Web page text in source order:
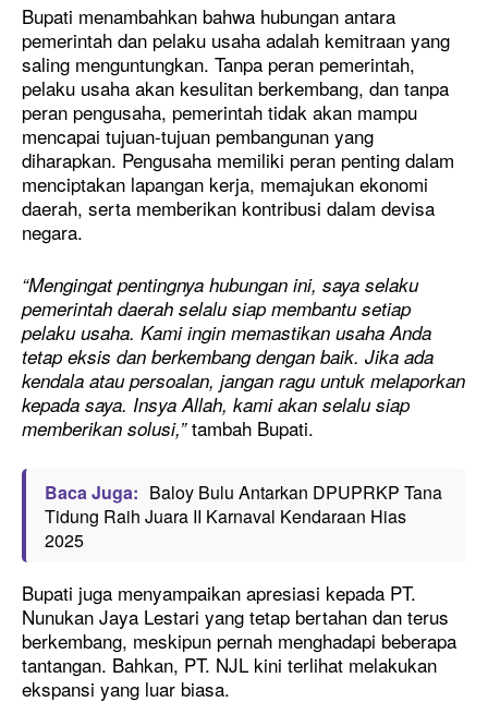
Bupati menambahkan bahwa hubungan antara
pemerintah dan pelaku usaha adalah kemitraan yang
saling menguntungkan. Tanpa peran pemerintah,
pelaku usaha akan kesulitan berkembang, dan tanpa
peran pengusaha, pemerintah tidak akan mampu
mencapai tujuan-tujuan pembangunan yang
diharapkan. Pengusaha memiliki peran penting dalam
menciptakan lapangan kerja, memajukan ekonomi
daerah, serta memberikan kontribusi dalam devisa
negara.
“Mengingat pentingnya hubungan ini, saya selaku
pemerintah daerah selalu siap membantu setiap
pelaku usaha. Kami ingin memastikan usaha Anda
tetap eksis dan berkembang dengan baik. Jika ada
kendala atau persoalan, jangan ragu untuk melaporkan
kepada saya. Insya Allah, kami akan selalu siap
memberikan solusi,”tambah Bupati.
Baca Juga: Baloy Bulu Antarkan DPUPRKP Tana
Tidung Raih Juara II Karnaval Kendaraan Hias
2025
Bupati juga menyampaikan apresiasi kepada PT.
Nunukan Jaya Lestari yang tetap bertahan dan terus
berkembang, meskipun pernah menghadapi beberapa
tantangan. Bahkan, PT. NJL kini terlihat melakukan
ekspansi yang luar biasa.